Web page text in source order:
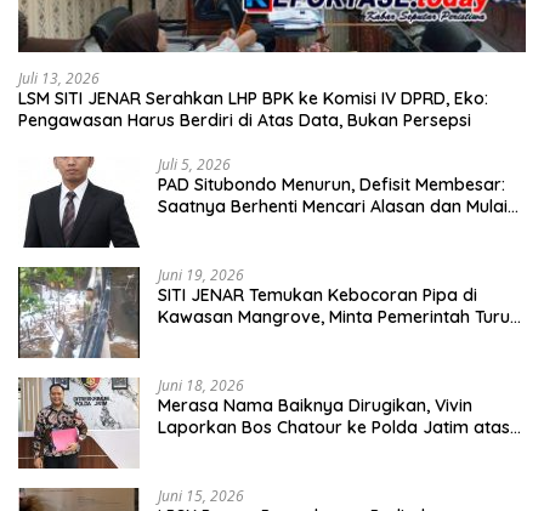
Juli 13, 2026
LSM SITI JENAR Serahkan LHP BPK ke Komisi IV DPRD, Eko:
Pengawasan Harus Berdiri di Atas Data, Bukan Persepsi
Juli 5, 2026
PAD Situbondo Menurun, Defisit Membesar:
Saatnya Berhenti Mencari Alasan dan Mulai
Juni 19, 2026
SITI JENAR Temukan Kebocoran Pipa di
Kawasan Mangrove, Minta Pemerintah Turun
Juni 18, 2026
Merasa Nama Baiknya Dirugikan, Vivin
Laporkan Bos Chatour ke Polda Jatim atas
Juni 15, 2026